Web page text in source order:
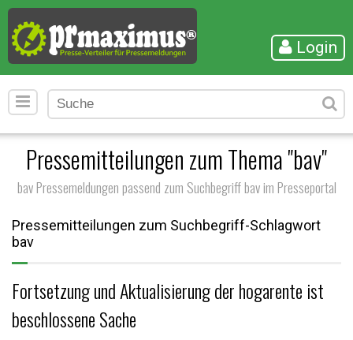
Login
Pressemitteilungen zum Thema "bav"
bav Pressemeldungen passend zum Suchbegriff bav im Presseportal
Pressemitteilungen zum Suchbegriff-Schlagwort
bav
Fortsetzung und Aktualisierung der hogarente ist
beschlossene Sache